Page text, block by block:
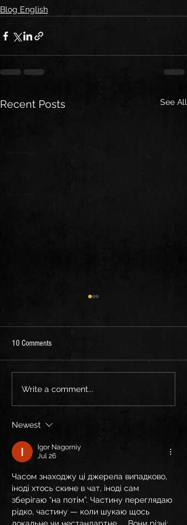
Blog English
Recent Posts See All
Europe — we’re coming for you.
Honored to join Patriarkh on this
⚡
10 Comments
Write a comment...
Newest
Igor Nagorniy
Jul 26
Часом знаходжу ці джерела випадково,
іноді хтось скине в чат, іноді сам
зберігаю “на потім”. Частину переглядаю
рідко, частину — коли шукаю щось